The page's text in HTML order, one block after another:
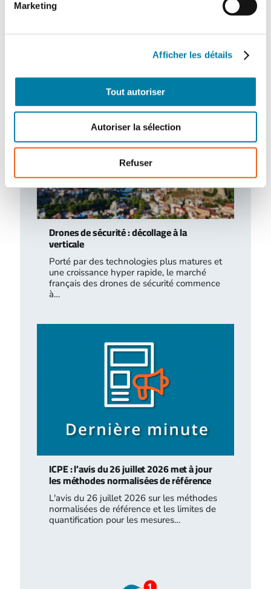
Marketing
Afficher les détails
Tout autoriser
Autoriser la sélection
Refuser
ce que change l’arrêté du 16 juillet 2026
traitement des déchets liquides dans
rubriques 2790 (traitement…
Drones de sécurité : décollage à la
verticale
Porté par des technologies plus matures et
une croissance hyper rapide, le marché
français des drones de sécurité commence
à…
ICPE : l’avis du 26 juillet 2026 met à jour
les méthodes normalisées de référence
L'avis du 26 juillet 2026 sur les méthodes
normalisées de référence et les limites de
quantification pour les mesures…